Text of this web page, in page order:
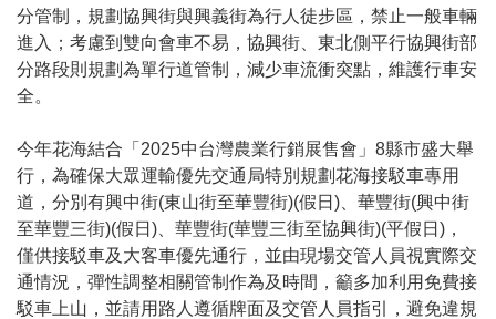
分管制，規劃協興街與興義街為行人徒步區，禁止一般車輛
進入；考慮到雙向會車不易，協興街、東北側平行協興街部
分路段則規劃為單行道管制，減少車流衝突點，維護行車安
全。
今年花海結合「2025中台灣農業行銷展售會」8縣市盛大舉
行，為確保大眾運輸優先交通局特別規劃花海接駁車專用
道，分別有興中街(東山街至華豐街)(假日)、華豐街(興中街
至華豐三街)(假日)、華豐街(華豐三街至協興街)(平假日)，
僅供接駁車及大客車優先通行，並由現場交管人員視實際交
通情況，彈性調整相關管制作為及時間，籲多加利用免費接
駁車上山，並請用路人遵循牌面及交管人員指引，避免違規